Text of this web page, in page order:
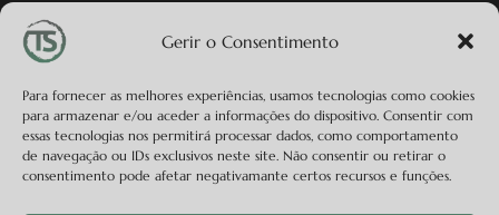
Gerir o Consentimento
Para fornecer as melhores experiências, usamos tecnologias como cookies
para armazenar e/ou aceder a informações do dispositivo. Consentir com
essas tecnologias nos permitirá processar dados, como comportamento
de navegação ou IDs exclusivos neste site. Não consentir ou retirar o
consentimento pode afetar negativamante certos recursos e funções.
Oferecemos os portes de envio em encomendas
superiores a 50€
Informação de contacto
Responderemos ao seu contacto o mais breve
possível por email.